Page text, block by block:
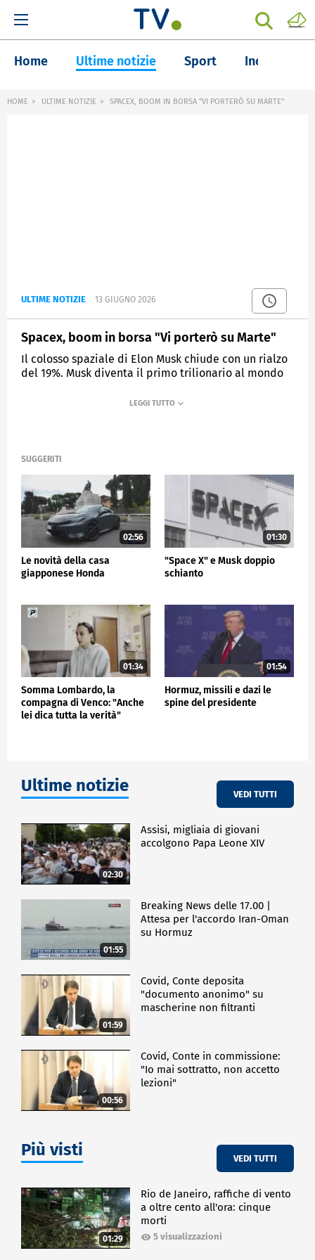
Home Ultime notizie Sport Inchieste
HOME ULTIME NOTIZIE SPACEX, BOOM IN BORSA "VI PORTERÒ SU MARTE"
ULTIME NOTIZIE 13 GIUGNO 2026
Spacex, boom in borsa "Vi porterò su Marte"
Il colosso spaziale di Elon Musk chiude con un rialzo
del 19%. Musk diventa il primo trilionario al mondo
SUGGERITI
02:56
Le novità della casa
giapponese Honda
01:30
"Space X" e Musk doppio
schianto
01:34
Somma Lombardo, la
compagna di Venco: "Anche
lei dica tutta la verità"
01:54
Hormuz, missili e dazi le
spine del presidente
Ultime notizie VEDI TUTTI
02:30
Assisi, migliaia di giovani
accolgono Papa Leone XIV
01:55
Breaking News delle 17.00 |
Attesa per l'accordo Iran-Oman
su Hormuz
01:59
Covid, Conte deposita
"documento anonimo" su
mascherine non filtranti
00:56
Covid, Conte in commissione:
"Io mai sottratto, non accetto
lezioni"
Più visti VEDI TUTTI
01:29
Rio de Janeiro, raffiche di vento
a oltre cento all'ora: cinque
morti
5 visualizzazioni